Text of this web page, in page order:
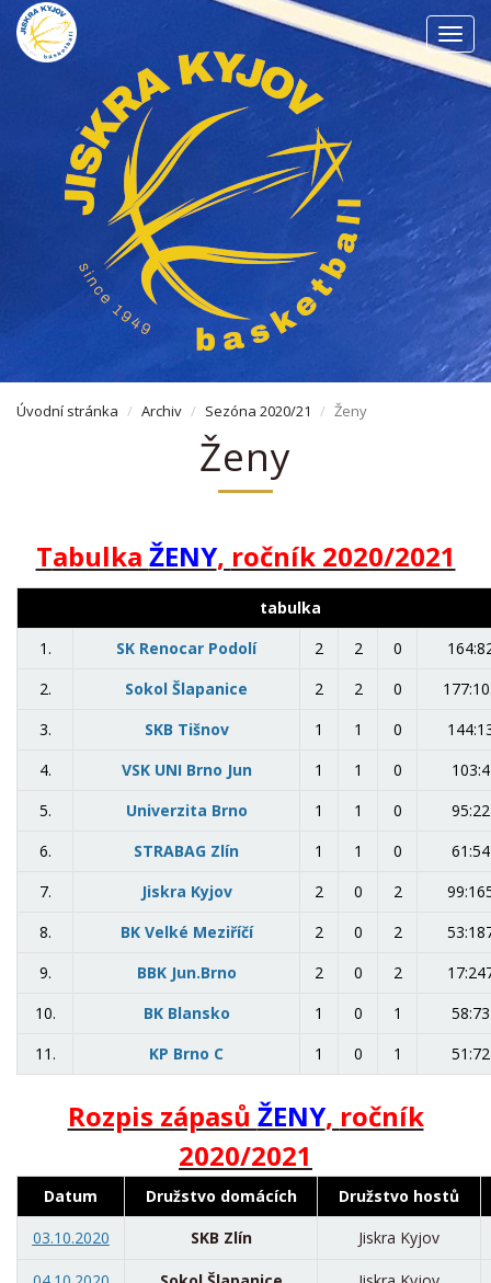
Úvodní stránka Archiv Sezóna 2020/21 Ženy
Ženy
Tabulka ŽENY, ročník 2020/2021
tabulka
1.
SK Renocar Podolí 2 2 0
2.
Sokol Šlapanice 2 2 0
3.
SKB Tišnov 1 1 0
4.
VSK UNI Brno Jun 1 1 0
103:4
5.
Univerzita Brno 1 1 0
95:22
6.
STRABAG Zlín 1 1 0
61:54
7.
Jiskra Kyjov 2 0 2
8.
BK Velké Meziříčí 2 0 2
9.
BBK Jun.Brno 2 0 2
10.
BK Blansko 1 0 1
58:73
11.
KP Brno C 1 0 1 51:72
Rozpis zápasů ŽENY, ročník
2020/2021
Datum Družstvo domácích
Družstvo hostů
03.10.2020
SKB Zlín Jiskra Kyjov